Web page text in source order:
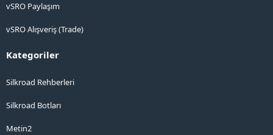
vSRO Paylaşım
vSRO Alışveriş (Trade)
Kategoriler
Silkroad Rehberleri
Silkroad Botları
Metin2